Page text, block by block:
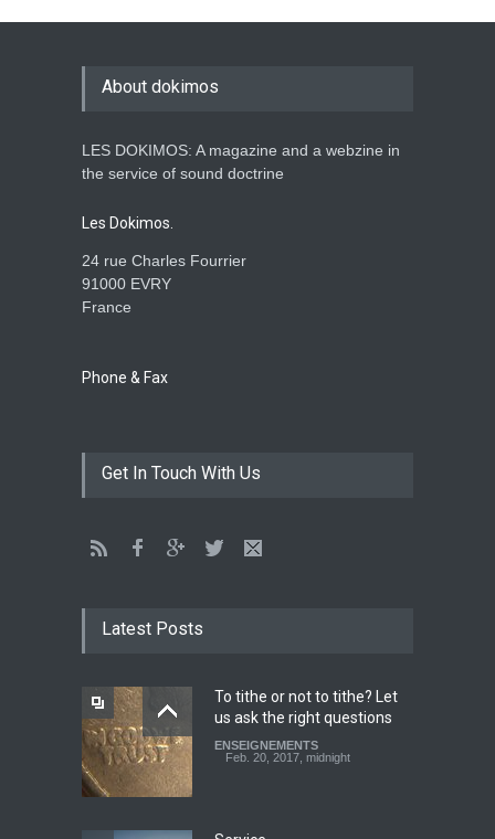
May God speak!
Is the Lord really with me ?
ENSEIGNEMENTS
Youth worry about your
father's matter - Dokimos
About dokimos
LES DOKIMOS: A magazine and a webzine in
the service of sound doctrine
Les Dokimos.
24 rue Charles Fourrier
91000 EVRY
France
Phone & Fax
Get In Touch With Us
Latest Posts
To tithe or not to tithe? Let
us ask the right questions
ENSEIGNEMENTS
Feb. 20, 2017, midnight